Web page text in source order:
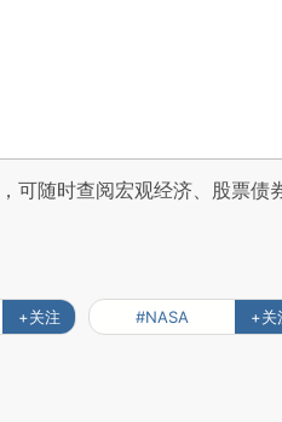
，可随时查阅宏观经济、股票债
+关注 #NASA +关